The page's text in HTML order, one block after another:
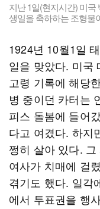
지난 1일(현지시간) 미국
생일을 축하하는 조형물
1924년 10월1일
일을 맞았다. 미국
고령 기록에 해당
병 중이던 카터는
피스 돌봄에 들어
다고 여겼다. 하지
쩡히 살아 있다.
여사가 치매에 걸
겪기도 했다. 일각
에서 투표권을 행